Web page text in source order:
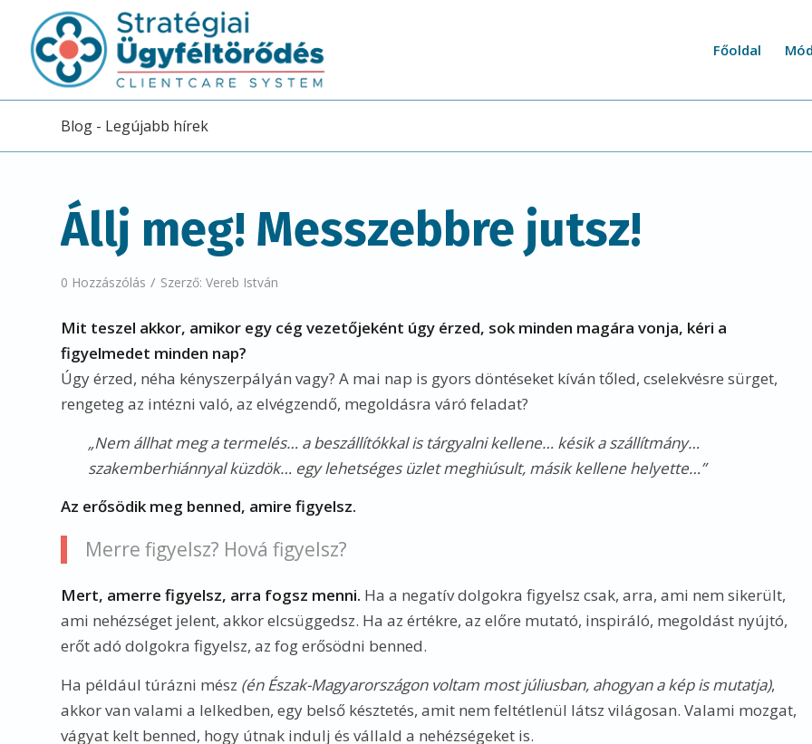
Főoldal
Blog - Legújabb hírek
Állj meg! Messzebbre jutsz!
0 Hozzászólás / Szerző: Vereb István
Mit teszel akkor, amikor egy cég vezetőjeként úgy érzed, sok minden magára vonja, kéri a
figyelmedet minden nap?
Úgy érzed, néha kényszerpályán vagy? A mai nap is gyors döntéseket kíván tőled, cselekvésre sürget,
rengeteg az intézni való, az elvégzendő, megoldásra váró feladat?
„Nem állhat meg a termelés… a beszállítókkal is tárgyalni kellene… késik a szállítmány…
szakemberhiánnyal küzdök… egy lehetséges üzlet meghiúsult, másik kellene helyette…”
Az erősödik meg benned, amire figyelsz.
Merre figyelsz? Hová figyelsz?
Mert, amerre figyelsz, arra fogsz menni. Ha a negatív dolgokra figyelsz csak, arra, ami nem sikerült,
ami nehézséget jelent, akkor elcsüggedsz. Ha az értékre, az előre mutató, inspiráló, megoldást nyújtó,
erőt adó dolgokra figyelsz, az fog erősödni benned.
Ha például túrázni mész (én Észak-Magyarországon voltam most júliusban, ahogyan a kép is mutatja),
akkor van valami a lelkedben, egy belső késztetés, amit nem feltétlenül látsz világosan. Valami mozgat,
vágyat kelt benned, hogy útnak indulj és vállald a nehézségeket is.